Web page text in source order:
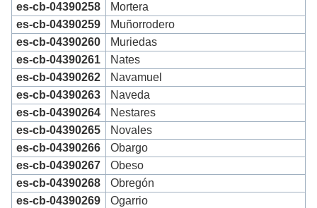
es-cb-04390258
Mortera
es-cb-04390259
Muñorrodero
es-cb-04390260
Muriedas
es-cb-04390261
Nates
es-cb-04390262
Navamuel
es-cb-04390263
Naveda
es-cb-04390264
Nestares
es-cb-04390265
Novales
es-cb-04390266
Obargo
es-cb-04390267
Obeso
es-cb-04390268
Obregón
es-cb-04390269
Ogarrio